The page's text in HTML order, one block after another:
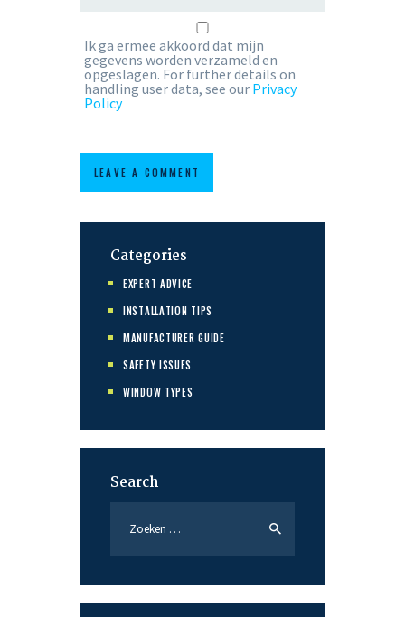
Ik ga ermee akkoord dat mijn
gegevens worden verzameld en
opgeslagen. For further details on
handling user data, see our Privacy
Policy
Categories
EXPERT ADVICE
INSTALLATION TIPS
MANUFACTURER GUIDE
SAFETY ISSUES
WINDOW TYPES
Search
naar: